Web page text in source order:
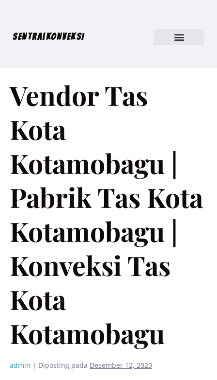
SENTRA|KONVEKSI
Vendor Tas
Kota
Kotamobagu |
Pabrik Tas Kota
Kotamobagu |
Konveksi Tas
Kota
Kotamobagu
admin | Diposting pada Desember 12, 2020